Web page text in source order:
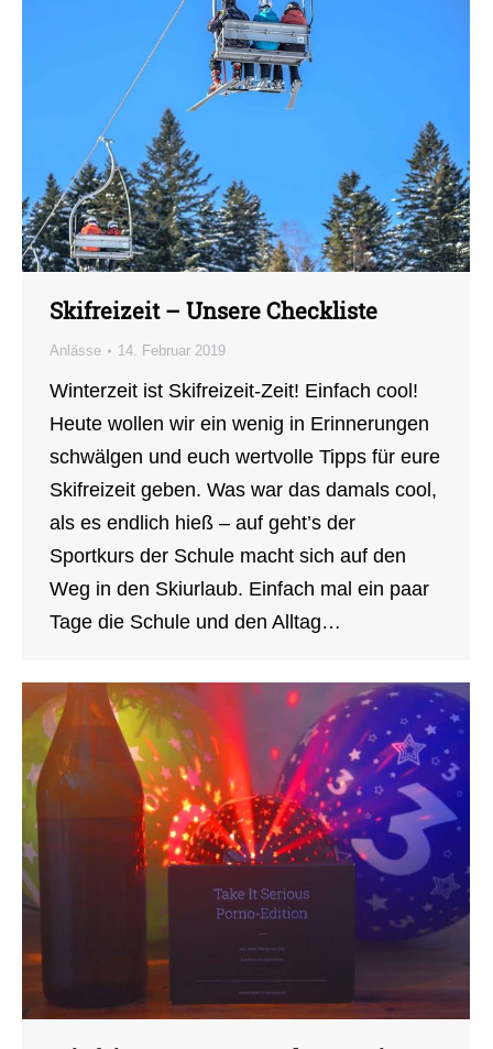
Skifreizeit – Unsere Checkliste
Anlässe 14. Februar 2019
Winterzeit ist Skifreizeit-Zeit! Einfach cool!
Heute wollen wir ein wenig in Erinnerungen
schwälgen und euch wertvolle Tipps für eure
Skifreizeit geben. Was war das damals cool,
als es endlich hieß – auf geht’s der
Sportkurs der Schule macht sich auf den
Weg in den Skiurlaub. Einfach mal ein paar
Tage die Schule und den Alltag…